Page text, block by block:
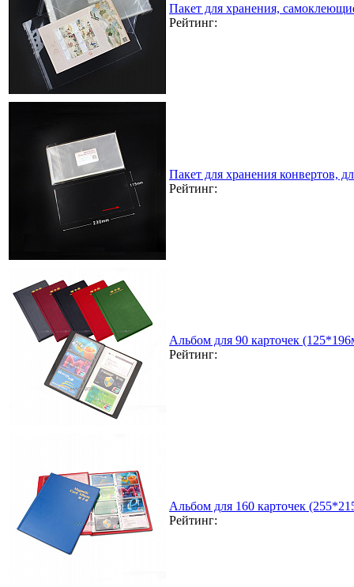
Пакет для хранения,
Рейтинг:
Пакет для хранения конвертов,
Рейтинг:
Альбом для 90 карточек
Рейтинг:
Альбом для 160 карточек
Рейтинг: